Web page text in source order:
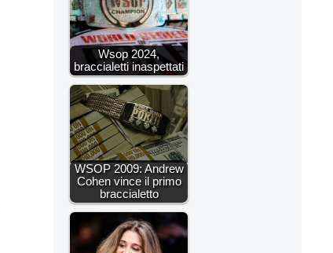
Wsop 2024,
braccialetti inaspettati
WSOP 2009: Andrew
Cohen vince il primo
braccialetto